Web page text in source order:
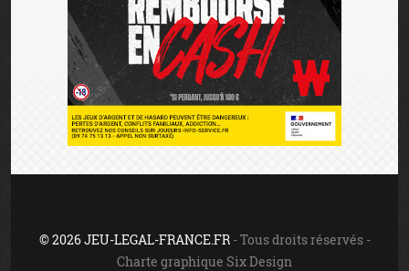
© 2026 JEU-LEGAL-FRANCE.FR- Tous droits réservés -
Charte graphique Six Design